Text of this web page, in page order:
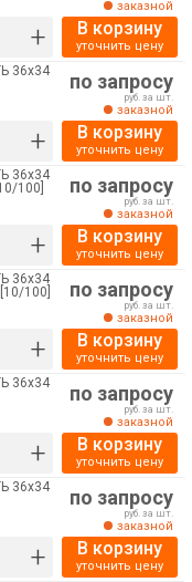
+
заказной
В корзину
уточнить цену
36х34
+
по запросу
руб. за шт.
заказной
В корзину
уточнить цену
36х34
100]
+
по запросу
руб. за шт.
заказной
В корзину
уточнить цену
36х34
100]
+
по запросу
руб. за шт.
заказной
В корзину
уточнить цену
36х34
+
по запросу
руб. за шт.
заказной
В корзину
уточнить цену
36х34
+
по запросу
руб. за шт.
заказной
В корзину
уточнить цену